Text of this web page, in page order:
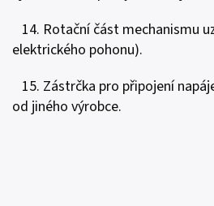
14. Rotační část mechanismu
elektrického pohonu).
15. Zástrčka pro připojení
od jiného výrobce.